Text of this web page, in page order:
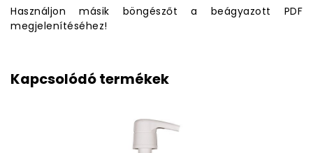
Használjon másik böngészőt a beágyazott PDF
megjelenítéséhez!
Kapcsolódó termékek